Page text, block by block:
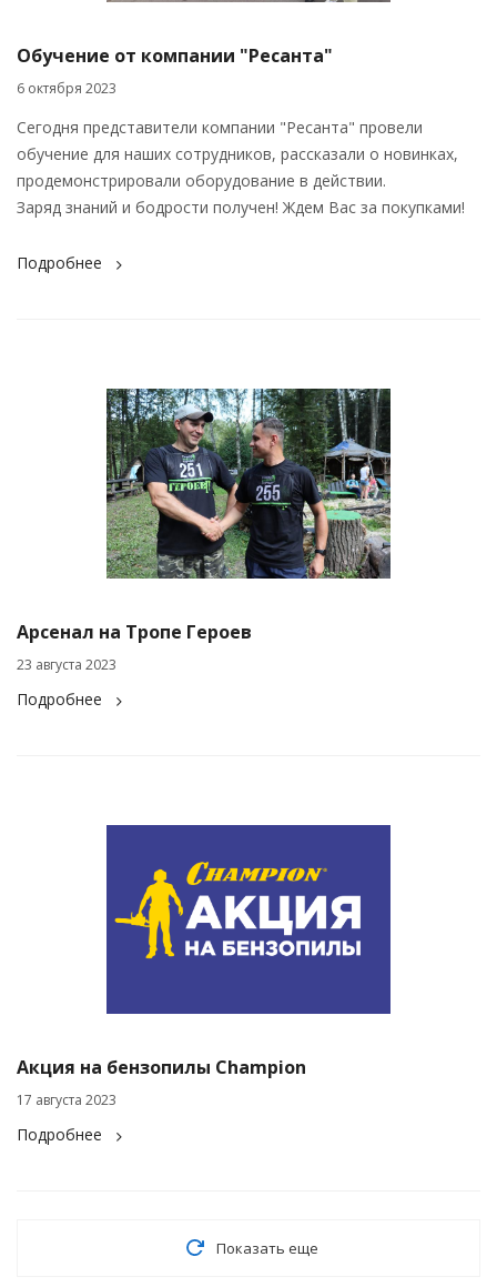
Обучение от компании "Ресанта"
6 октября 2023
Сегодня представители компании "Ресанта" провели
обучение для наших сотрудников, рассказали о новинках,
продемонстрировали оборудование в действии.
Заряд знаний и бодрости получен! Ждем Вас за покупками!
Подробнее
Арсенал на Тропе Героев
23 августа 2023
Подробнее
Акция на бензопилы Champion
17 августа 2023
Подробнее
Показать еще